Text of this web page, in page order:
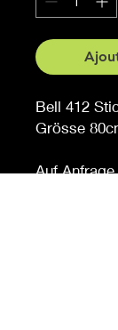
Bell 412
Grösse
Auf